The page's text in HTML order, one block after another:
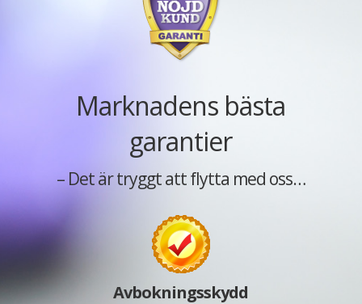
Marknadens bästa
garantier
– Det är tryggt att flytta med oss…
Avbokningsskydd